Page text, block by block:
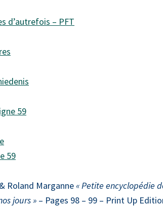
d’autrefois – PFT
59
59
Roland Marganne« Petite encyclopédie
jours » – Pages 98 – 99 – Print Up